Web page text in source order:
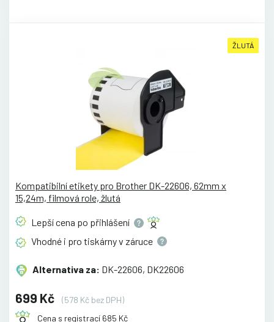
ŽLUTÁ
Kompatibilní etikety pro Brother DK-22606, 62mm x
15,24m, filmová role, žlutá
Lepší cena po přihlášení
Vhodné i pro tiskárny v záruce
Alternativa za: DK-22606, DK22606
699 Kč
(578 Kč bez DPH)
Cena s registrací 685 Kč